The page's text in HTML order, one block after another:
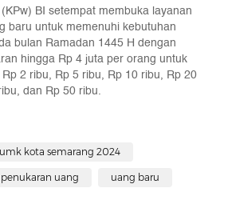
BI setempat membuka layanan
baru untuk memenuhi kebutuhan
bulan Ramadan 1445 H dengan
hingga Rp 4 juta per orang untuk
2 ribu, Rp 5 ribu, Rp 10 ribu, Rp 20
dan Rp 50 ribu.
umk kota semarang 2024
penukaran uang uang baru